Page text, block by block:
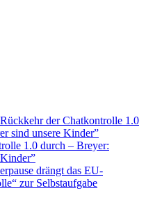
der Chatkontrolle 1.0
sind unsere Kinder”
1.0 durch – Breyer:
drängt das EU-
zur Selbstaufgabe